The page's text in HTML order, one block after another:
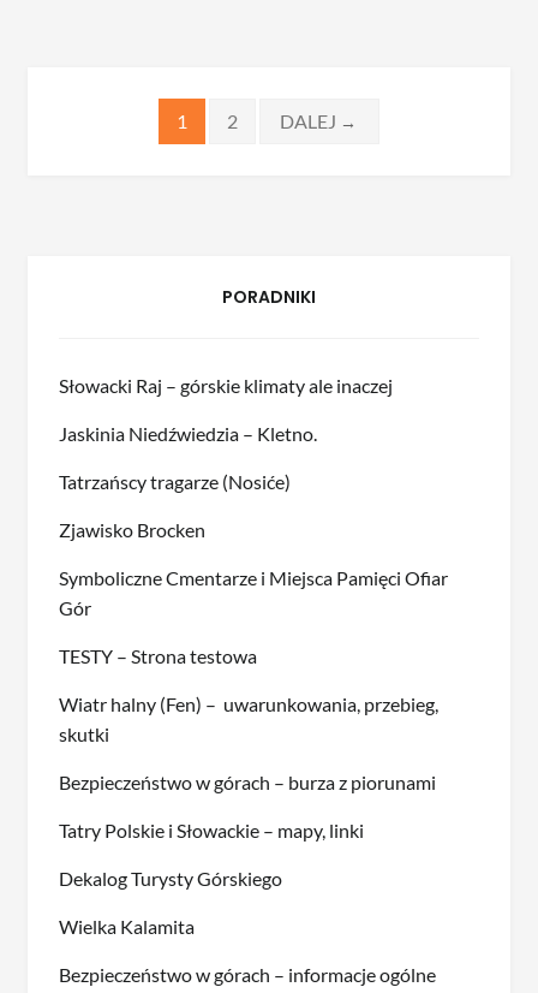
Stronicowanie
1 2 DALEJ →
PORADNIKI
Słowacki Raj – górskie klimaty ale inaczej
Jaskinia Niedźwiedzia – Kletno.
Tatrzańscy tragarze (Nosiće)
Zjawisko Brocken
Symboliczne Cmentarze i Miejsca Pamięci Ofiar
Gór
TESTY – Strona testowa
Wiatr halny (Fen) – uwarunkowania, przebieg,
skutki
Bezpieczeństwo w górach – burza z piorunami
Tatry Polskie i Słowackie – mapy, linki
Dekalog Turysty Górskiego
Wielka Kalamita
Bezpieczeństwo w górach – informacje ogólne